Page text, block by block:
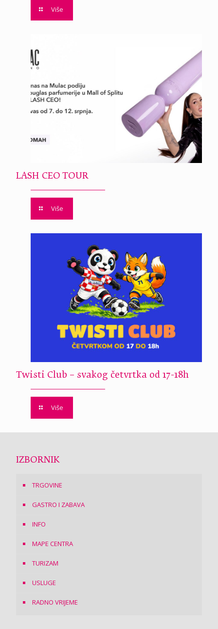
Više
LASH CEO TOUR
Više
Twisti Club – svakog četvrtka od 17-18h
Više
IZBORNIK
TRGOVINE
GASTRO I ZABAVA
INFO
MAPE CENTRA
TURIZAM
USLUGE
RADNO VRIJEME